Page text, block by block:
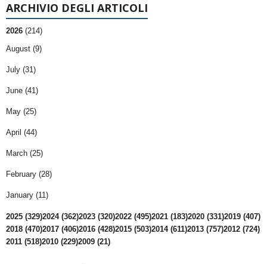
ARCHIVIO DEGLI ARTICOLI
2026 (214)
August (9)
July (31)
June (41)
May (25)
April (44)
March (25)
February (28)
January (11)
2025 (329)2024 (362)2023 (320)2022 (495)2021 (183)2020 (331)2019 (407)
2018 (470)2017 (406)2016 (428)2015 (503)2014 (611)2013 (757)2012 (724)
2011 (518)2010 (229)2009 (21)